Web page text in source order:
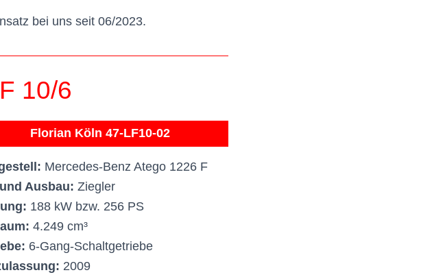
bei uns seit 06/2023.
10/6
Florian Köln 47-LF10-02
Mercedes-Benz Atego 1226 F
Ausbau: Ziegler
188 kW bzw. 256 PS
4.249 cm³
6-Gang-Schaltgetriebe
2009